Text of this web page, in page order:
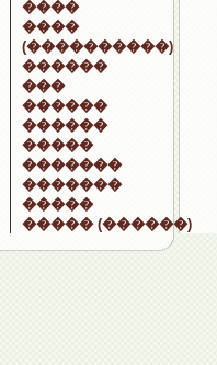
����
����
(����������)
������
���
������
������
�����
�������
�������
�����
����� (������)